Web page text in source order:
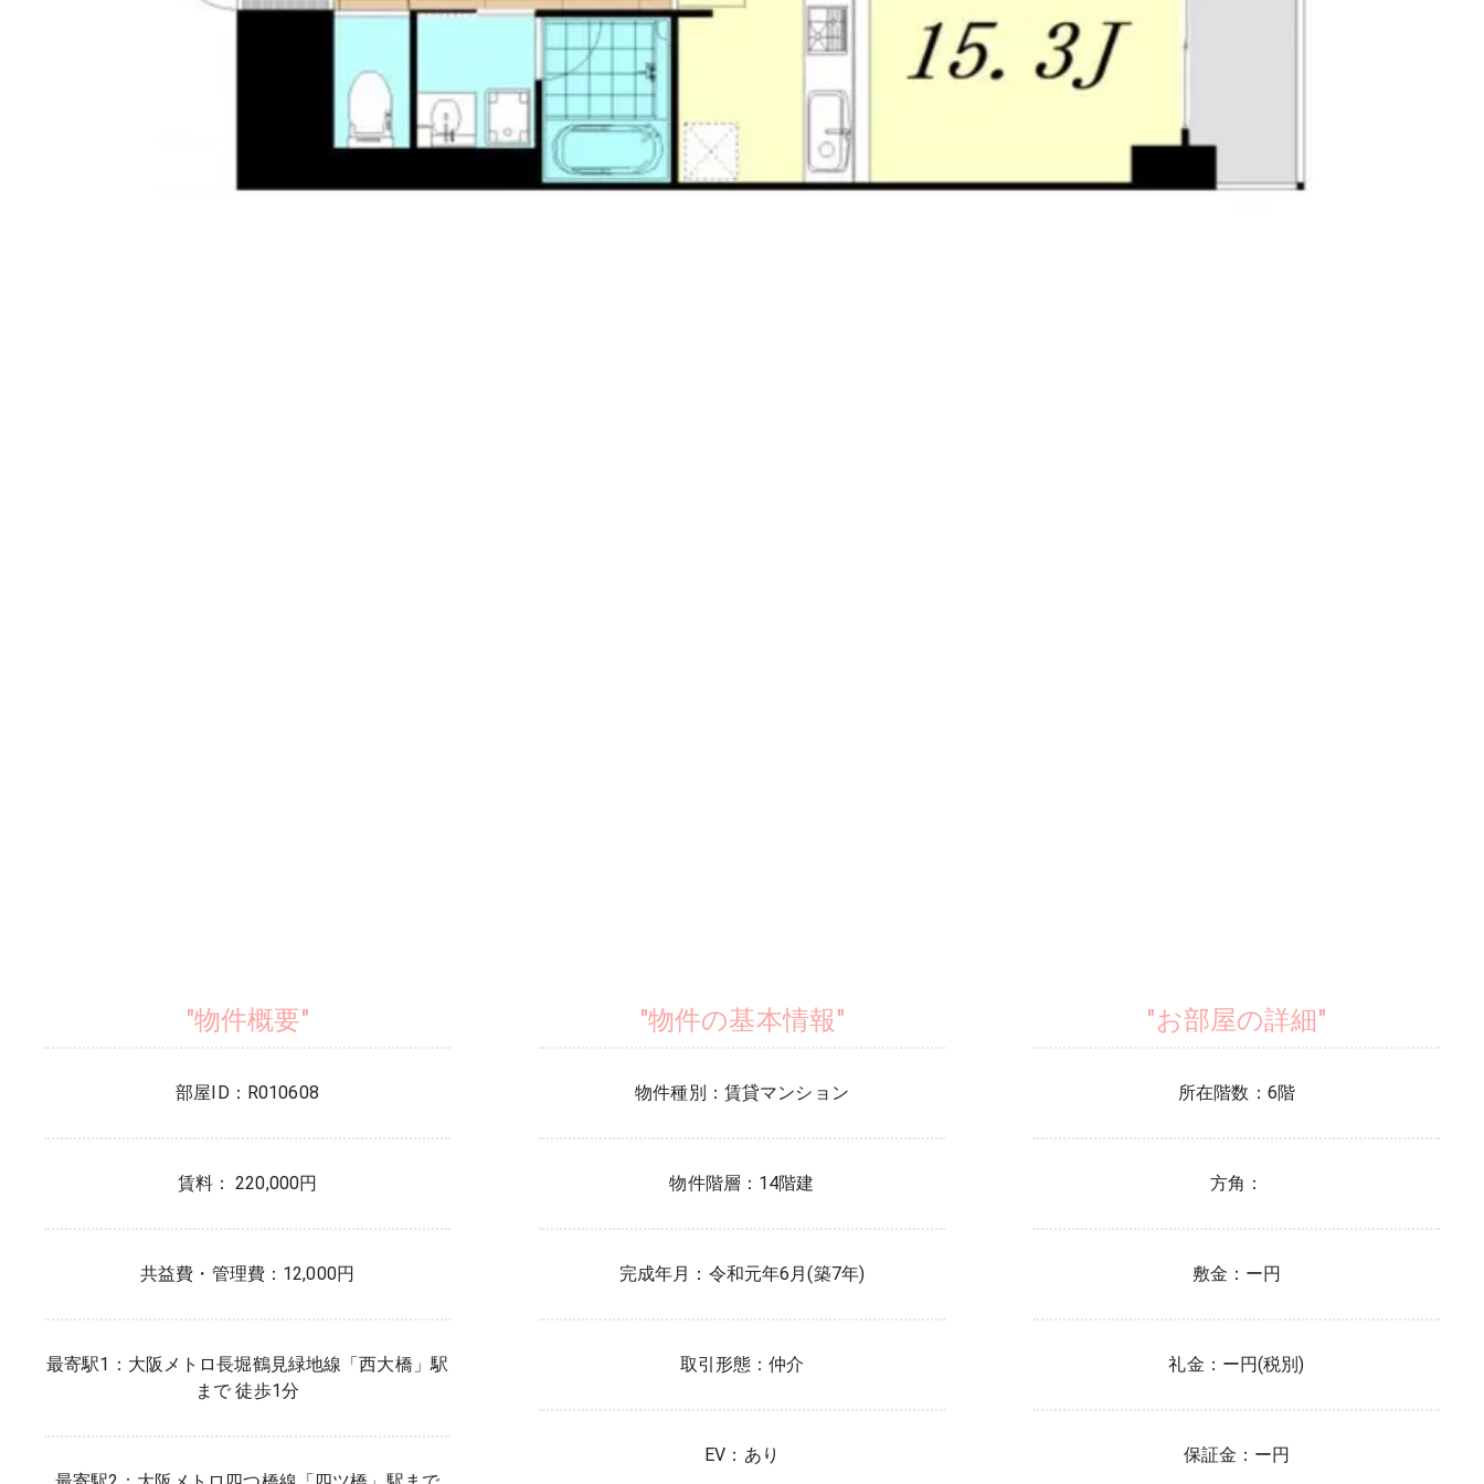
"物件概要"
部屋ID： R010608
賃料： 220,000円
共益費・管理費： 12,000円
最寄駅1： 大阪メトロ長堀鶴見緑地線 「西大橋 」駅
まで 徒歩1分
"物件の基本情報"
物件種別： 賃貸マンション
物件階層： 14階建
完成年月： 令和元年6月(築7年)
取引形態：仲介
EV： あり
"お部屋の詳細"
所在階数： 6階
方角：
敷金： ー円
礼金： ー円(税別)
保証金： ー円